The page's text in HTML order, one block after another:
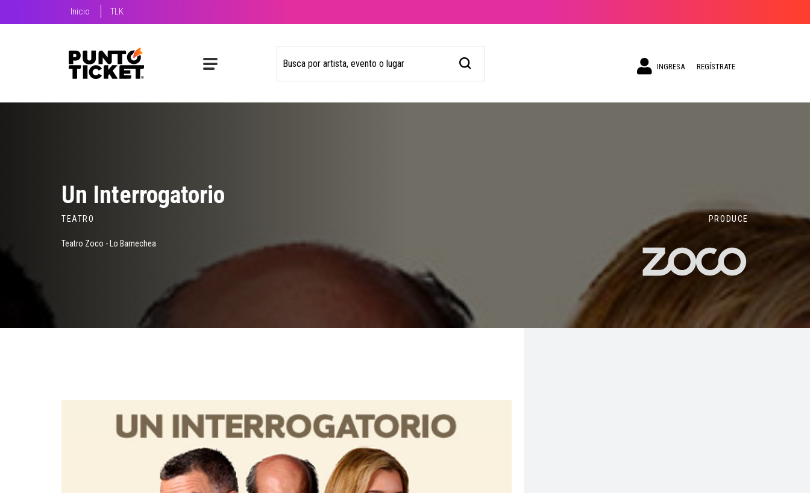
Inicio TLK
INGRESA REGÍSTRATE
Un Interrogatorio
TEATRO
Teatro Zoco - Lo Barnechea
PRODUCE